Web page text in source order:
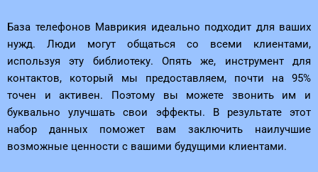
База телефонов Маврикия идеально подходит для ваших
нужд. Люди могут общаться со всеми клиентами,
используя эту библиотеку. Опять же, инструмент для
контактов, который мы предоставляем, почти на 95%
точен и активен. Поэтому вы можете звонить им и
буквально улучшать свои эффекты. В результате этот
набор данных поможет вам заключить наилучшие
возможные ценности с вашими будущими клиентами.